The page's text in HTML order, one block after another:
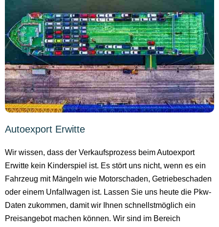
Autoexport Erwitte
Wir wissen, dass der Verkaufsprozess beim Autoexport
Erwitte kein Kinderspiel ist. Es stört uns nicht, wenn es ein
Fahrzeug mit Mängeln wie Motorschaden, Getriebeschaden
oder einem Unfallwagen ist. Lassen Sie uns heute die Pkw-
Daten zukommen, damit wir Ihnen schnellstmöglich ein
Preisangebot machen können. Wir sind im Bereich